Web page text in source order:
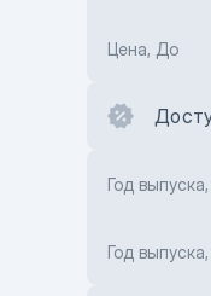
Цена, До
Год
Год